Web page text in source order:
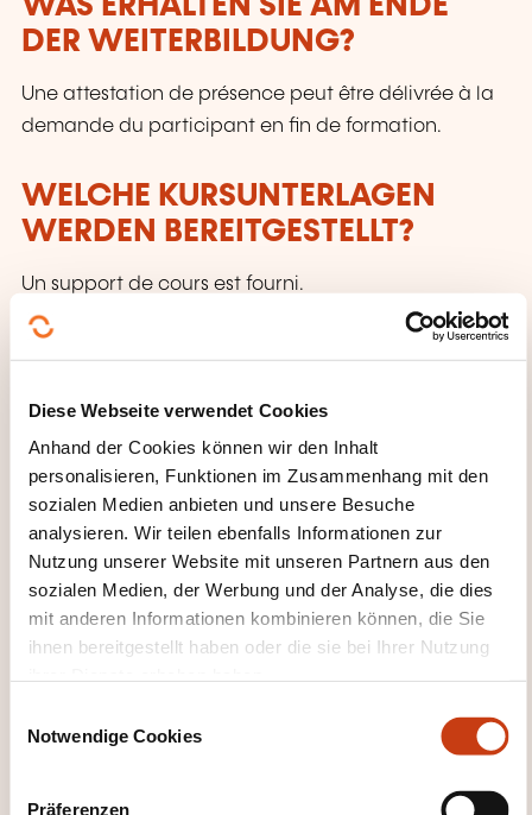
Diese Webseite verwendet Cookies
Anhand der Cookies können wir den Inhalt
personalisieren, Funktionen im Zusammenhang mit den
sozialen Medien anbieten und unsere Besuche
analysieren. Wir teilen ebenfalls Informationen zur
Nutzung unserer Website mit unseren Partnern aus den
sozialen Medien, der Werbung und der Analyse, die dies
mit anderen Informationen kombinieren können, die Sie
ihnen bereitgestellt haben oder die sie bei Ihrer Nutzung
Notwendige Cookies
Präferenzen
DER WEITERBILDUNG?
Une attestation de présence peut être délivrée à la
demande du participant en fin de formation.
WELCHE KURSUNTERLAGEN
WERDEN BEREITGESTELLT?
Un support de cours est fourni.
Wie kann ich das
Weiterbildungsinstitut
kontaktieren?
Laurent Piquet
info@keyjob.lu